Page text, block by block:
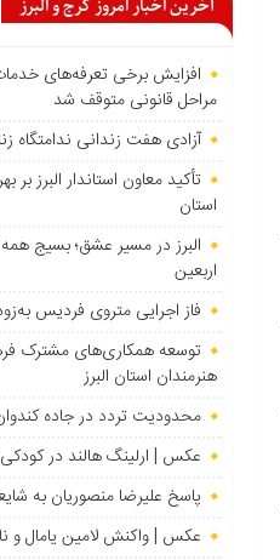
آخرین اخبار امروز کرج و البرز
افزایش برخی تعرفه‌های
مراحل قانونی متوقف شد
آزادی هفت زندانی ندامتگاه
تأکید معاون استاندار البرز
استان
البرز در مسیر عشق؛ بسیج
اربعین
فاز اجرایی متروی فردیس
توسعه همکاری‌های مشترک
هنرمندان استان البرز
محدودیت تردد در جاده
عکس | ارلینگ هالند در
پاسخ علیرضا منصوریان به
عکس | واکنش لامین یامال و